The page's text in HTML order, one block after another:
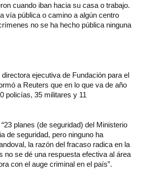
cuando iban hacia su casa o trabajo.
vía pública o camino a algún centro
no se ha hecho pública ninguna
ejecutiva de Fundación para el
a Reuters que en lo que va de año
policías, 35 militares y 11
planes (de seguridad) del Ministerio
de seguridad, pero ninguno ha
la razón del fracaso radica en la
no se dé una respuesta efectiva al área
con el auge criminal en el país”.